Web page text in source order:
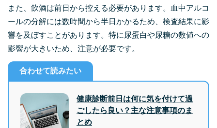
また、飲酒は前日から控える必要があります。血中アルコ
ールの分解には数時間から半日かかるため、検査結果に影
響を及ぼすことがあります。特に尿蛋白や尿糖の数値への
影響が大きいため、注意が必要です。
合わせて読みたい
健康診断前日は何に気を付けて過
ごしたら良い？主な注意事項のま
とめ